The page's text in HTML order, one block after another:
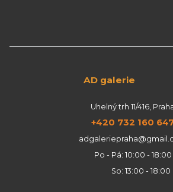
AD galerie
Uhelný trh 11/416,
+420 732 160
Po - Pá: 10:00 - 18:00
So: 13:00 - 18:00